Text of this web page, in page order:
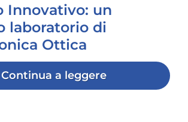
Innovativo: un
laboratorio di
Ottica
Continua a leggere